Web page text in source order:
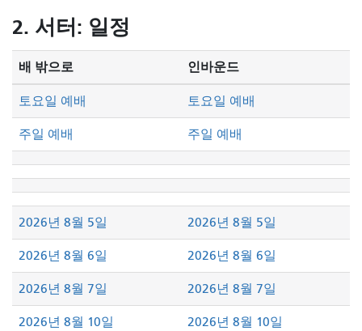
식
2. 서터: 일정
배 밖으로 인바운드
토요일 예배 토요일 예배
주일 예배 주일 예배
2026년 8월 5일 2026년 8월 5일
2026년 8월 6일 2026년 8월 6일
2026년 8월 7일 2026년 8월 7일
2026년 8월 10일 2026년 8월 10일